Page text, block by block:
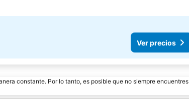
Ver precios
constante. Por lo tanto, es posible que no siempre encuentres